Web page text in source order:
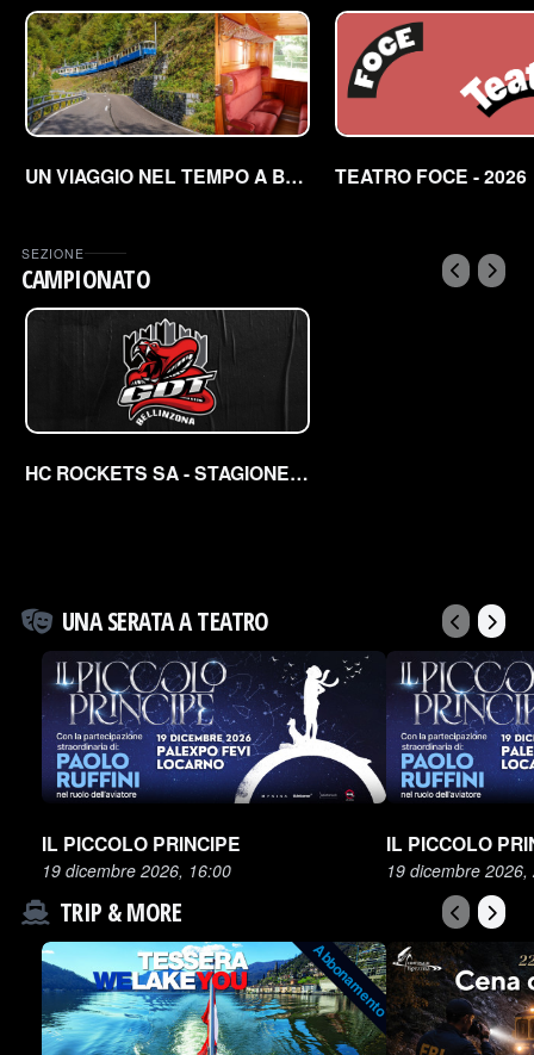
UN VIAGGIO NEL TEMPO A BORDO DEL TRENO STORICO TEATRO FOCE - 2026
SEZIONE
CAMPIONATO
HC ROCKETS SA - STAGIONE 2026
UNA SERATA A TEATRO
IL PICCOLO PRINCIPE
19 dicembre 2026, 16:00
IL PICCOLO
19 dicembre 2026,
TRIP & MORE
Abbonamento